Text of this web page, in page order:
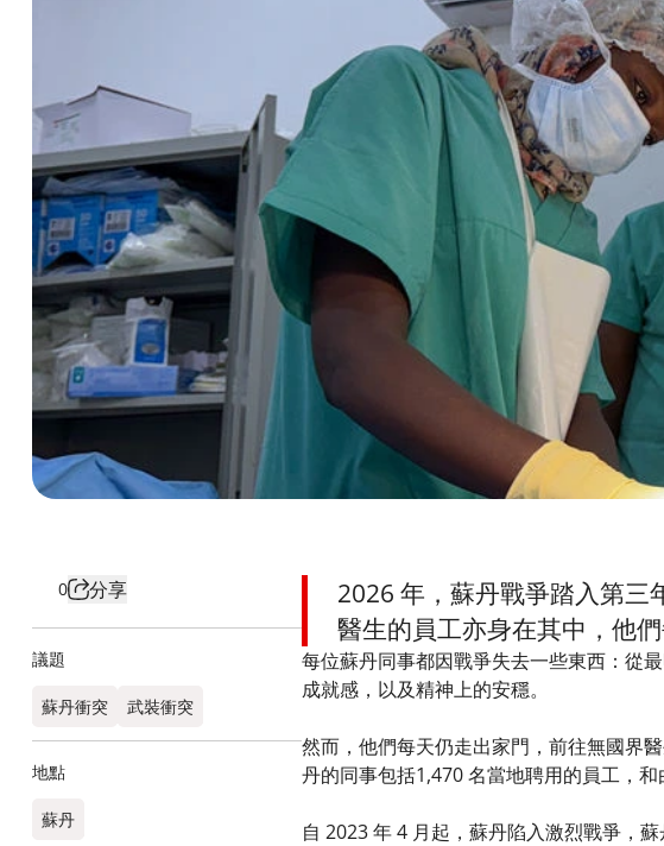
0 分享
議題
蘇丹衝突 武裝衝突
地點
蘇丹​
2026 年，蘇丹戰爭踏入第三
醫生的員工亦身在其中，他
每位蘇丹同事都因戰爭失去一些東西：從
成就感，以及精神上的安穩。
然而，他們每天仍走出家門，前往無國界
丹的同事包括1,470 名當地聘用的員工，
自 2023 年 4 月起，蘇丹陷入激烈戰爭，